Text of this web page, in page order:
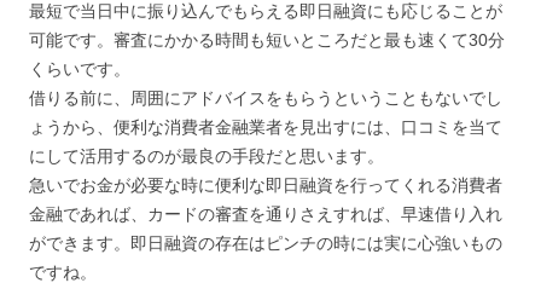
最短で当日中に振り込んでもらえる即日融資にも応じることが
可能です。審査にかかる時間も短いところだと最も速くて30分
くらいです。
借りる前に、周囲にアドバイスをもらうということもないでし
ょうから、便利な消費者金融業者を見出すには、口コミを当て
にして活用するのが最良の手段だと思います。
急いでお金が必要な時に便利な即日融資を行ってくれる消費者
金融であれば、カードの審査を通りさえすれば、早速借り入れ
ができます。即日融資の存在はピンチの時には実に心強いもの
ですね。